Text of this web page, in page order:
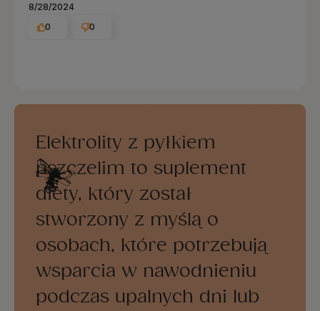
8/28/2024
0
0
Elektrolity z pyłkiem
pszczelim to suplement
diety, który został
stworzony z myślą o
osobach, które potrzebują
wsparcia w nawodnieniu
podczas upalnych dni lub